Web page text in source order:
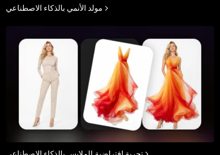
مولد الأنمي بالذكاء الاصطناعي